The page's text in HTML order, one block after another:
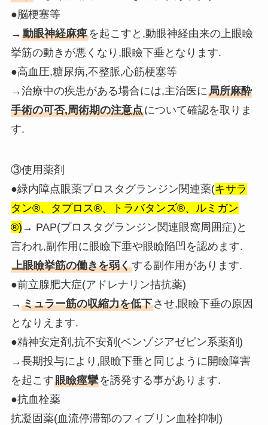
●脳梗塞等
→ 動眼神経麻痺を起こすと,動眼神経由来の上眼瞼
挙筋の動きが悪くなり,眼瞼下垂となります.
●高血圧,糖尿病,不整脈,心筋梗塞等
→治療中の疾患がある場合には,主治医に局所麻酔
手術の可否,周術期の注意点について確認を取りま
す.
③使用薬剤
●緑内障点眼薬プロスタグランジン関連薬(キサラ
タン®、タプロス®、トラバタンズ®、ルミガン
®) → PAP(プロスタグランジン関連眼窩周囲症)と
言われ,副作用に眼瞼下垂や眼瞼陥凹を認めます.
上眼瞼挙筋の働きを弱くする副作用があります.
●前立腺肥大症(アドレナリン拮抗薬)
→ ミュラー筋の収縮力を低下させ,眼瞼下垂の原因
となりえます.
●精神安定剤,抗不安剤(ベンゾジアゼピン系薬剤)
→長期投与により,眼瞼下垂と同じように開瞼障害
を起こす眼瞼痙攣を誘発する事があります.
●抗血栓薬
抗凝固薬(血流停滞部のフィブリン血栓抑制)